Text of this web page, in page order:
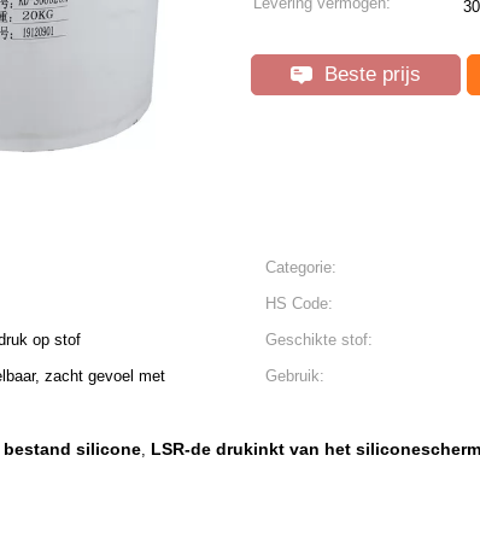
Beste prijs
Categorie:
HS Code:
op stof Geschikte stof:
zacht gevoel met
Gebruik:
silicone, LSR-de drukinkt van het siliconescherm